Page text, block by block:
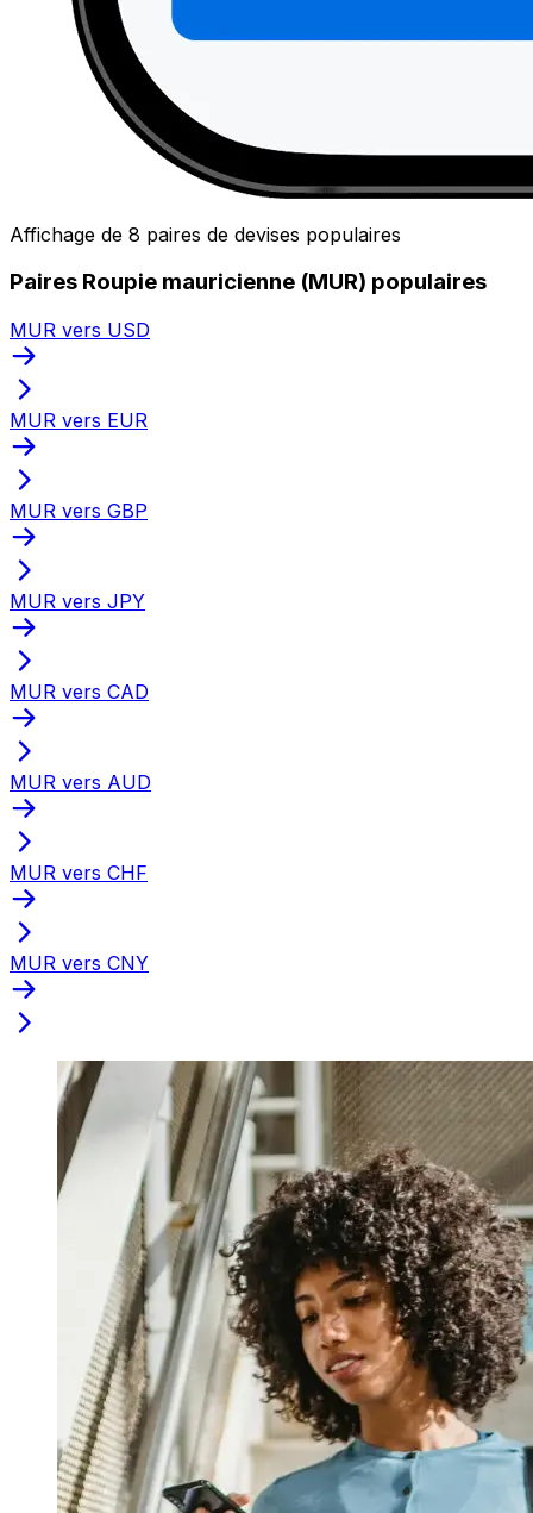
Affichage de 8 paires de devises populaires
Paires Roupie mauricienne (MUR) populaires
MUR vers USD
MUR vers EUR
MUR vers GBP
MUR vers JPY
MUR vers CAD
MUR vers AUD
MUR vers CHF
MUR vers CNY